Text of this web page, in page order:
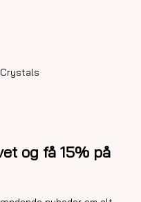
og få 15% på